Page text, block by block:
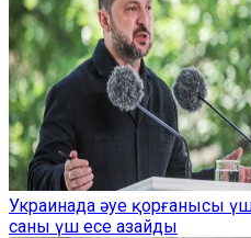
Украинада әуе қорғанысы
саны үш есе азайды